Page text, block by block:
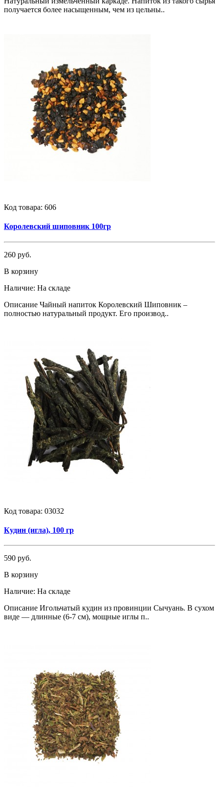
получается более насыщенным, чем из цельны..
Код товара: 606
Королевский шиповник 100гр
260 руб.
В корзину
Наличие: На складе
Описание Чайный напиток Королевский Шиповник –
полностью натуральный продукт. Его производ..
Код товара: 03032
Кудин (игла), 100 гр
590 руб.
В корзину
Наличие: На складе
Описание Игольчатый кудин из провинции Сычуань. В сухом
виде — длинные (6-7 см), мощные иглы п..